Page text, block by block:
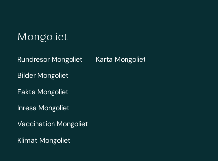
Mongoliet
Rundresor Mongoliet
Bilder Mongoliet
Fakta Mongoliet
Inresa Mongoliet
Vaccination Mongoliet
Klimat Mongoliet
Karta Mongoliet